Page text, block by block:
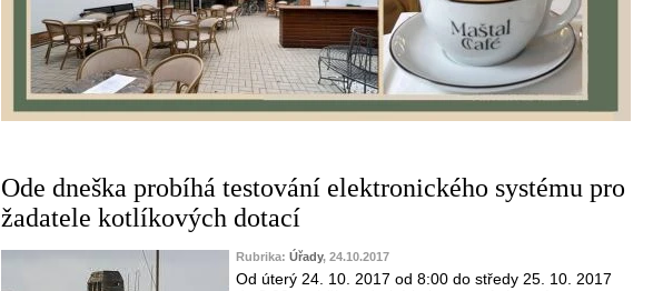
Ode dneška probíhá testování elektronického systému pro
žadatele kotlíkových dotací
Rubrika: Úřady, 24.10.2017
Od úterý 24. 10. 2017 od 8:00 do středy 25. 10. 2017